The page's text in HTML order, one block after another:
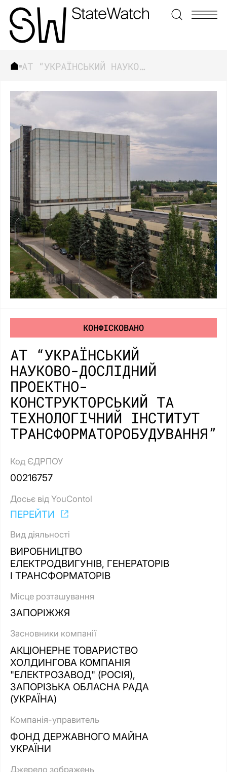
АТ “УКРАЇНСЬКИЙ НАУКОВО-ДОСЛІДНИЙ ПРОЕКТНО-КОНСТРУКТОРСЬКИЙ ТА ТЕХНОЛОГІЧНИЙ ІНСТИТУТ ТРАНСФОРМАТОРОБУДУВАННЯ”
КОНФІСКОВАНО
АТ “УКРАЇНСЬКИЙ
НАУКОВО-ДОСЛІДНИЙ
ПРОЕКТНО-
КОНСТРУКТОРСЬКИЙ ТА
ТЕХНОЛОГІЧНИЙ ІНСТИТУТ
ТРАНСФОРМАТОРОБУДУВАННЯ”
Код ЄДРПОУ
00216757
Досьє від YouContol
ПЕРЕЙТИ
Вид діяльності
ВИРОБНИЦТВО
ЕЛЕКТРОДВИГУНІВ, ГЕНЕРАТОРІВ
І ТРАНСФОРМАТОРІВ
Місце розташування
ЗАПОРІЖЖЯ
Засновники компанії
АКЦІОНЕРНЕ ТОВАРИСТВО
ХОЛДИНГОВА КОМПАНІЯ
"ЕЛЕКТРОЗАВОД" (РОСІЯ),
ЗАПОРІЗЬКА ОБЛАСНА РАДА
(УКРАЇНА)
Компанія-управитель
ФОНД ДЕРЖАВНОГО МАЙНА
УКРАЇНИ
Джерело зображень